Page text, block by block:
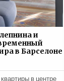
и
в Барселоне
в центре